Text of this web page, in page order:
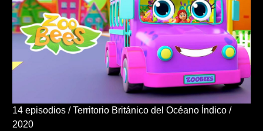
14 episodios Territorio Británico del Océano Índico
2020